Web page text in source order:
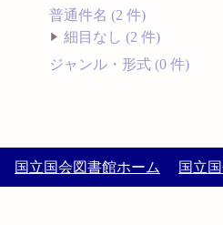
普通件名 (2 件)
細目なし (2 件)
ジャンル・形式 (0 件)
国立国会図書館ホーム 国立